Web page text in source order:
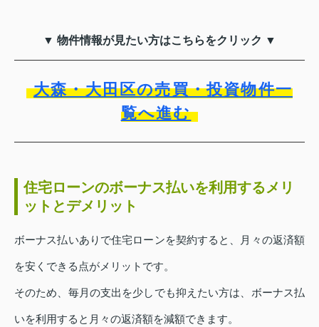
▼ 物件情報が見たい方はこちらをクリック ▼
大森・大田区の売買・投資物件一
覧へ進む
住宅ローンのボーナス払いを利用するメリ
ットとデメリット
ボーナス払いありで住宅ローンを契約すると、月々の返済額
を安くできる点がメリットです。
そのため、毎月の支出を少しでも抑えたい方は、ボーナス払
いを利用すると月々の返済額を減額できます。